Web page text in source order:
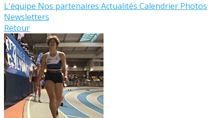
L'équipe Nos partenaires Actualités Calendrier Photos
Newsletters
Retour